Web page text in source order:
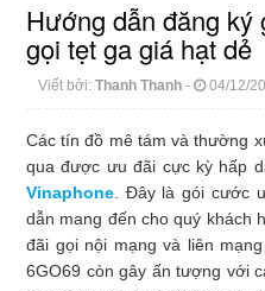
Hướng dẫn đăng ký
gọi tẹt ga giá hạt dẻ
Viết bởi: Thanh Thanh - 04/12/
Các tín đồ mê tám và thường
qua được ưu đãi cực kỳ hấp
Vinaphone . Đây là gói cước
dẫn mang đến cho quý khách
đãi gọi nội mạng và liên
6GO69 còn gây ấn tượng với